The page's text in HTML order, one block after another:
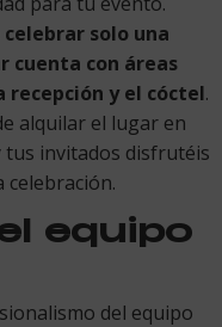
solo una
cuenta con áreas
recepción y el cóctel.
alquilar el lugar en
tus invitados disfrutéis
celebración.
equipo
del equipo